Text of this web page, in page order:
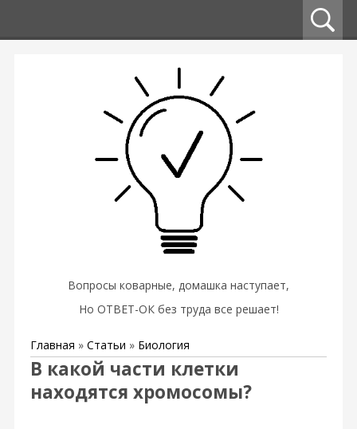
Вопросы коварные, домашка наступает,
Но ОТВЕТ-ОК без труда все решает!
Главная » Статьи » Биология
В какой части клетки
находятся хромосомы?